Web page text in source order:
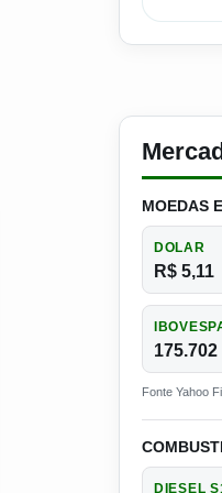
MOEDAS
DOLAR
R$ 5,11
Fonte Yahoo
DIESEL